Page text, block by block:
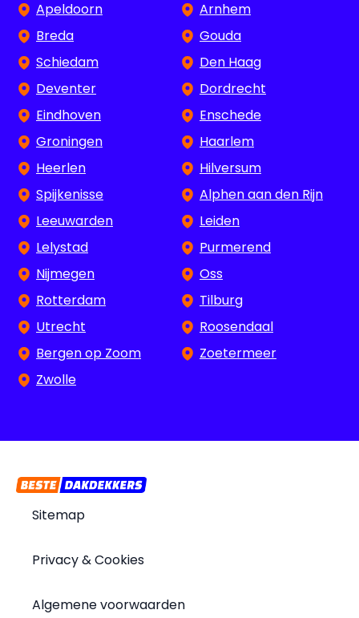
Apeldoorn
Arnhem
Breda
Gouda
Schiedam
Den Haag
Deventer
Dordrecht
Eindhoven
Enschede
Groningen
Haarlem
Heerlen
Hilversum
Spijkenisse
Alphen aan den Rijn
Leeuwarden
Leiden
Lelystad
Purmerend
Nijmegen
Oss
Rotterdam
Tilburg
Utrecht
Roosendaal
Bergen op Zoom
Zoetermeer
Zwolle
Sitemap
Privacy & Cookies
Algemene voorwaarden